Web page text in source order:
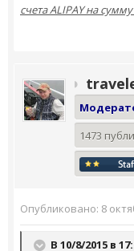
счета ALIPAY на
1473
Опубликовано: 8
В 10/8/2015 в